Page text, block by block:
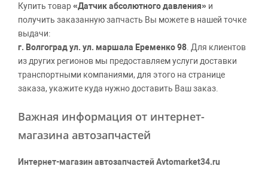
Купить товар«Датчик абсолютного давления» и
получить заказанную запчасть Вы можете в нашей точке
выдачи:
г. Волгоград ул. ул. маршала Еременко 98 . Для клиентов
из других регионов мы предоставляем услуги доставки
транспортными компаниями, для этого на странице
заказа, укажите куда нужно доставить Ваш заказ.
Важная информация от интернет-
магазина автозапчастей
Интернет-магазин автозапчастей Avtomarket34.ru